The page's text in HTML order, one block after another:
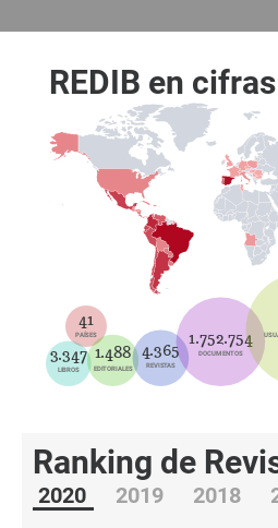
REDIB en cifras
41
PAÍSES
3.347
LIBROS
1.488
EDITORIALES
4.365
REVISTAS
1.752.754
DOCUMENTOS
Ranking de
2020 2019 2018